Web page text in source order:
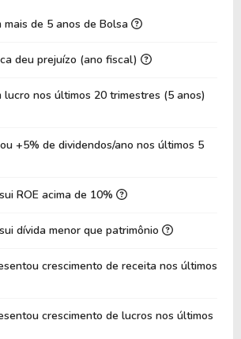
4,18%
5,64%
2,78%
1,74%
Ebit
1,61
2,09
0,65
0,34
anos
anos
-9,89% -9,89%
mais de 5 anos de Bolsa
deu prejuízo (ano fiscal)
lucro nos últimos 20 trimestres (5 anos)
+5% de dividendos/ano nos últimos 5
ROE acima de 10%
dívida menor que patrimônio
crescimento de receita nos últimos
crescimento de lucros nos últimos